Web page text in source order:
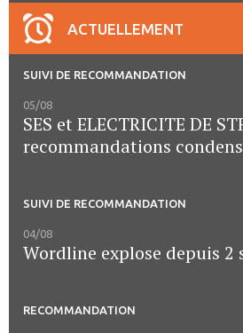
ACTUELLEMENT
SUIVI DE RECOMMANDATION
05/08
SES et ELECTRICITE DE
recommandations
SUIVI DE RECOMMANDATION
04/08
Wordline explose depuis 2
RECOMMANDATION